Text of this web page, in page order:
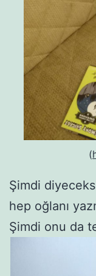
(
Şimdi
hep oğlanı
Şimdi onu da